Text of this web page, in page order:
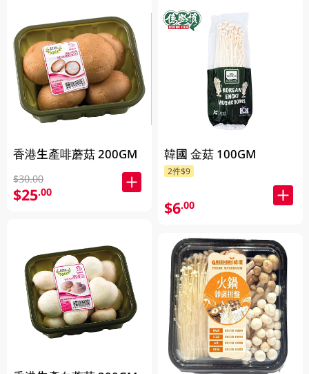
香港生產啡蘑菇 200GM
$30.00
$25.00
韓國 金菇 100GM
2件$9
$6.00